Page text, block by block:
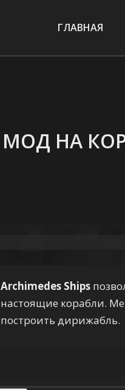
ГЛАВНАЯ
МОД НА
Archimedes Ships
настоящие корабли.
построить дирижабль.